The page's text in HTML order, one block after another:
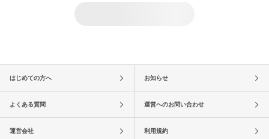
はじめての方へ お知らせ
よくある質問 運営へのお問い合わせ
運営会社 利用規約